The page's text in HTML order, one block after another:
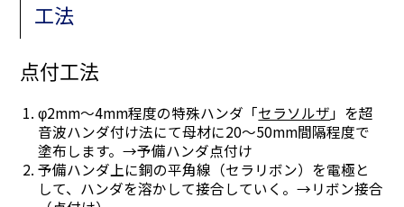
工法
点付工法
φ2mm～4mm程度の特殊ハンダ「セラソルザ 」を超
音波ハンダ付け法にて母材に20～50mm間隔程度で
塗布します。→予備ハンダ点付け
予備ハンダ上に銅の平角線（セラリボン）を電極と
して、ハンダを溶かして接合していく。→リボン接合